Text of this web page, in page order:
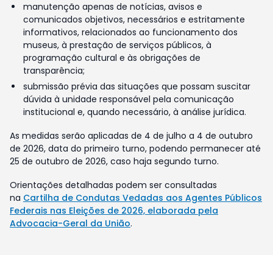
manutenção apenas de notícias, avisos e
comunicados objetivos, necessários e estritamente
informativos, relacionados ao funcionamento dos
museus, à prestação de serviços públicos, à
programação cultural e às obrigações de
transparência;
submissão prévia das situações que possam suscitar
dúvida à unidade responsável pela comunicação
institucional e, quando necessário, à análise jurídica.
As medidas serão aplicadas de 4 de julho a 4 de outubro
de 2026, data do primeiro turno, podendo permanecer até
25 de outubro de 2026, caso haja segundo turno.
Orientações detalhadas podem ser consultadas
na Cartilha de Condutas Vedadas aos Agentes Públicos
Federais nas Eleições de 2026, elaborada pela
Advocacia-Geral da União.